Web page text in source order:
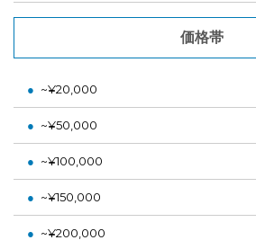
価格帯
~¥20,000
~¥50,000
~¥100,000
~¥150,000
~¥200,000